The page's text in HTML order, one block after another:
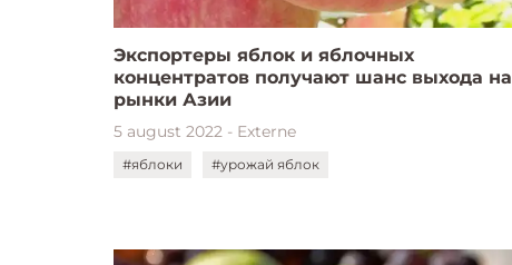
Экспортеры яблок и яблочных
концентратов получают шанс выхода на
5 august 2022 - Externe
#яблоки #урожай яблок